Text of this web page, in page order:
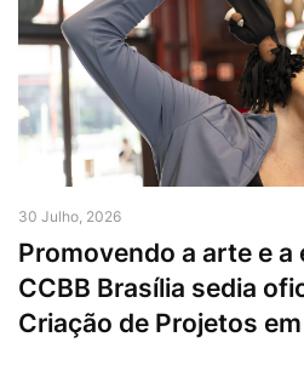
30 Julho, 2026
Promovendo a arte e
CCBB Brasília sedia
Criação de Projetos